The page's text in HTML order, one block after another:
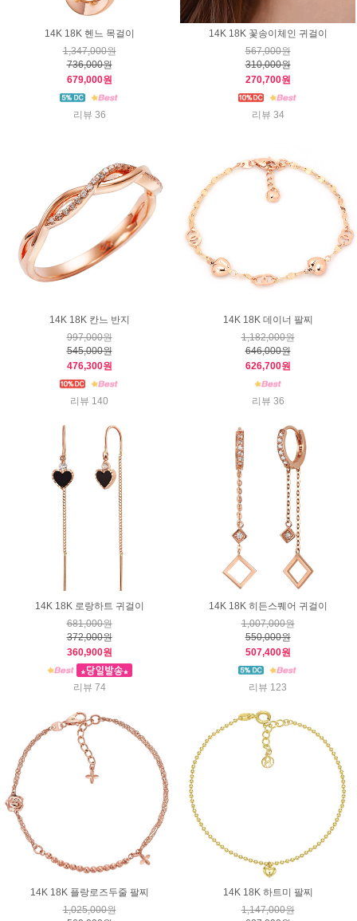
14K 18K 헨느 목걸이
1,347,000원
736,000원
679,000원
리뷰 36
14K 18K 꽃송이체인 귀걸이
567,000원
310,000원
270,700원
리뷰 34
14K 18K 칸느 반지
997,000원
545,000원
476,300원
리뷰 140
14K 18K 데이너 팔찌
1,182,000원
646,000원
626,700원
리뷰 36
14K 18K 로랑하트 귀걸이
681,000원
372,000원
360,900원
리뷰 74
14K 18K 히든스퀘어 귀걸이
1,007,000원
550,000원
507,400원
리뷰 123
14K 18K 플랑로즈두줄 팔찌
1,025,000원
14K 18K 하트미 팔찌
1,147,000원